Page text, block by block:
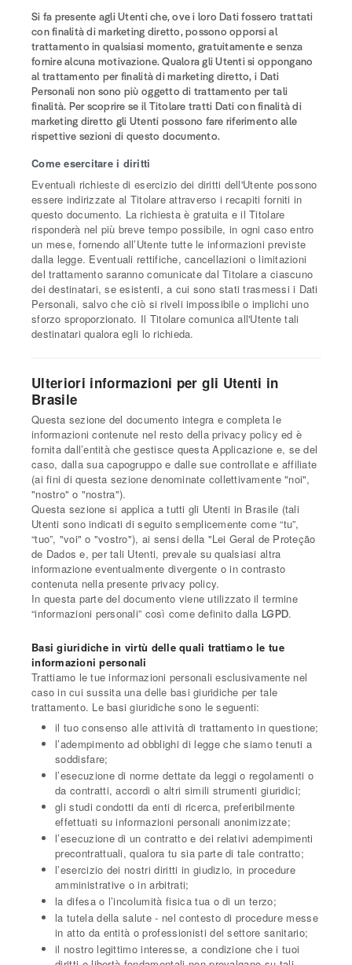
Si fa presente agli Utenti che, ove i loro Dati fossero trattati
con finalità di marketing diretto, possono opporsi al
trattamento in qualsiasi momento, gratuitamente e senza
fornire alcuna motivazione. Qualora gli Utenti si oppongano
al trattamento per finalità di marketing diretto, i Dati
Personali non sono più oggetto di trattamento per tali
finalità. Per scoprire se il Titolare tratti Dati con finalità di
marketing diretto gli Utenti possono fare riferimento alle
rispettive sezioni di questo documento.
Come esercitare i diritti
Eventuali richieste di esercizio dei diritti dell'Utente possono
essere indirizzate al Titolare attraverso i recapiti forniti in
questo documento. La richiesta è gratuita e il Titolare
risponderà nel più breve tempo possibile, in ogni caso entro
un mese, fornendo all’Utente tutte le informazioni previste
dalla legge. Eventuali rettifiche, cancellazioni o limitazioni
del trattamento saranno comunicate dal Titolare a ciascuno
dei destinatari, se esistenti, a cui sono stati trasmessi i Dati
Personali, salvo che ciò si riveli impossibile o implichi uno
sforzo sproporzionato. Il Titolare comunica all'Utente tali
destinatari qualora egli lo richieda.
Ulteriori informazioni per gli Utenti in
Brasile
Questa sezione del documento integra e completa le
informazioni contenute nel resto della privacy policy ed è
fornita dall’entità che gestisce questa Applicazione e, se del
caso, dalla sua capogruppo e dalle sue controllate e affiliate
(ai fini di questa sezione denominate collettivamente "noi",
"nostro" o "nostra").
Questa sezione si applica a tutti gli Utenti in Brasile (tali
Utenti sono indicati di seguito semplicemente come “tu”,
“tuo”, "voi" o "vostro"), ai sensi della "Lei Geral de Proteção
de Dados e, per tali Utenti, prevale su qualsiasi altra
informazione eventualmente divergente o in contrasto
contenuta nella presente privacy policy.
In questa parte del documento viene utilizzato il termine
“informazioni personali” così come definito dalla LGPD.
Basi giuridiche in virtù delle quali trattiamo le tue
informazioni personali
Trattiamo le tue informazioni personali esclusivamente nel
caso in cui sussita una delle basi giuridiche per tale
trattamento. Le basi giuridiche sono le seguenti:
il tuo consenso alle attività di trattamento in questione;
l’adempimento ad obblighi di legge che siamo tenuti a
soddisfare;
l’esecuzione di norme dettate da leggi o regolamenti o
da contratti, accordi o altri simili strumenti giuridici;
gli studi condotti da enti di ricerca, preferibilmente
effettuati su informazioni personali anonimizzate;
l’esecuzione di un contratto e dei relativi adempimenti
precontrattuali, qualora tu sia parte di tale contratto;
l’esercizio dei nostri diritti in giudizio, in procedure
amministrative o in arbitrati;
la difesa o l’incolumità fisica tua o di un terzo;
la tutela della salute - nel contesto di procedure messe
in atto da entità o professionisti del settore sanitario;
il nostro legittimo interesse, a condizione che i tuoi